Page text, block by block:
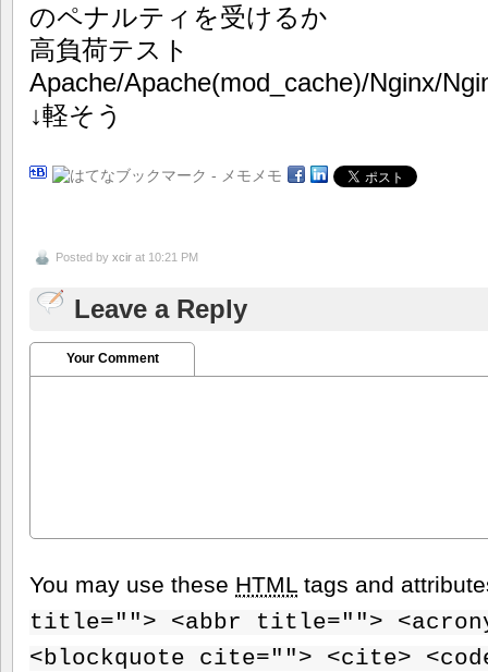
のペナルティを受けるか
高負荷テスト
Apache/Apache(mod_cache)/Nginx/
↓軽そう
Posted by xcir at 10:21 PM
Leave a Reply
Your Comment
You may use these HTML tags and
title=""> <abbr title="">
<blockquote cite=""> <cite>